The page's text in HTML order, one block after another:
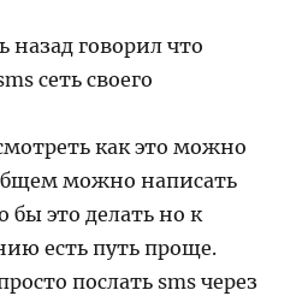
назад говорил что
сеть своего
как это можно
можно написать
бы это делать но к
есть путь проще.
послать sms через